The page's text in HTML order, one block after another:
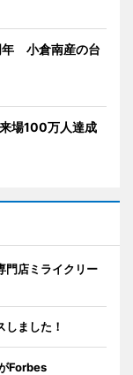
年 小倉南産の台
場100万人達成
門店ミライクリー
しました！
Forbes